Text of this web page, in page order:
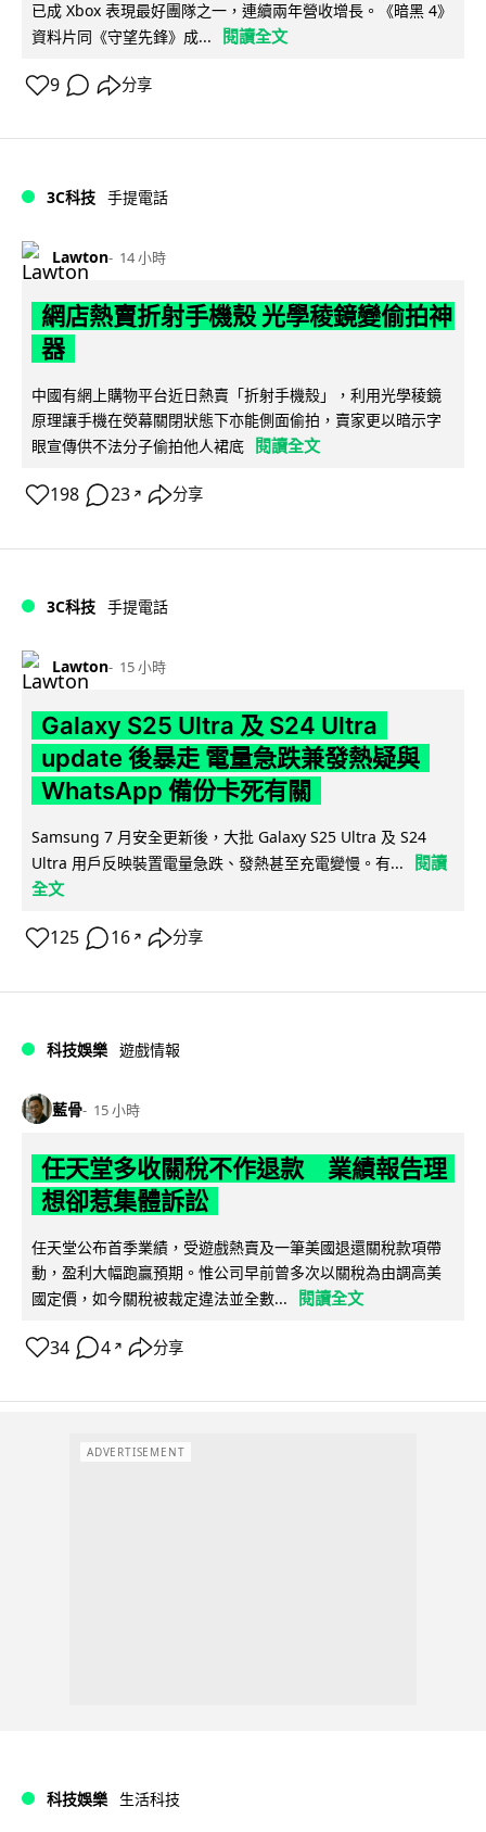
已成 Xbox 表現最好團隊之一，連續兩年營收增長。《暗黑 4》
資料片同《守望先鋒》成...
閱讀全文
9 分享
3C科技 手提電話
Lawton 14 小時
網店熱賣折射手機殼 光學稜鏡變偷拍神
器
中國有網上購物平台近日熱賣「折射手機殼」，利用光學稜鏡
原理讓手機在熒幕關閉狀態下亦能側面偷拍，賣家更以暗示字
眼宣傳供不法分子偷拍他人裙底
閱讀全文
198 23 ↗ 分享
3C科技 手提電話
Lawton 15 小時
Galaxy S25 Ultra 及 S24 Ultra
update 後暴走 電量急跌兼發熱疑與
WhatsApp 備份卡死有關
Samsung 7 月安全更新後，大批 Galaxy S25 Ultra 及 S24
Ultra 用戶反映裝置電量急跌、發熱甚至充電變慢。有...
閱讀
全文
125 16 ↗ 分享
科技娛樂 遊戲情報
藍骨 15 小時
任天堂多收關稅不作退款 業績報告理
想卻惹集體訴訟
任天堂公布首季業績，受遊戲熱賣及一筆美國退還關稅款項帶
動，盈利大幅跑贏預期。惟公司早前曾多次以關稅為由調高美
國定價，如今關稅被裁定違法並全數...
閱讀全文
34 4 ↗ 分享
ADVERTISEMENT
科技娛樂 生活科技